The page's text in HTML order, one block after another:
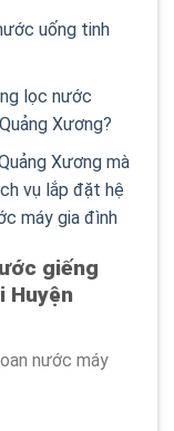
uống tinh
lọc nước
Xương?
Xương mà
vụ lắp đặt hệ
máy gia đình
giếng
Huyện
nước máy